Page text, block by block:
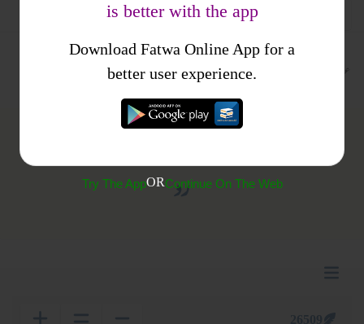
عقیدہ و منہج ایمانیات
واقعۂِ اسراء و معراج کو افسانوی قصہ قرار دینے والے کا
رد
is better with the app
Download Fatwa Online App for a
better user experience.
Try The AppORContinue On The Web